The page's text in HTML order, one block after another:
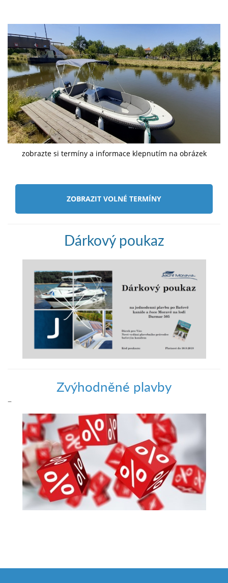
zobrazte si termíny a informace klepnutím na obrázek
ZOBRAZIT VOLNÉ TERMÍNY
Dárkový poukaz
Zvýhodněné plavby
–